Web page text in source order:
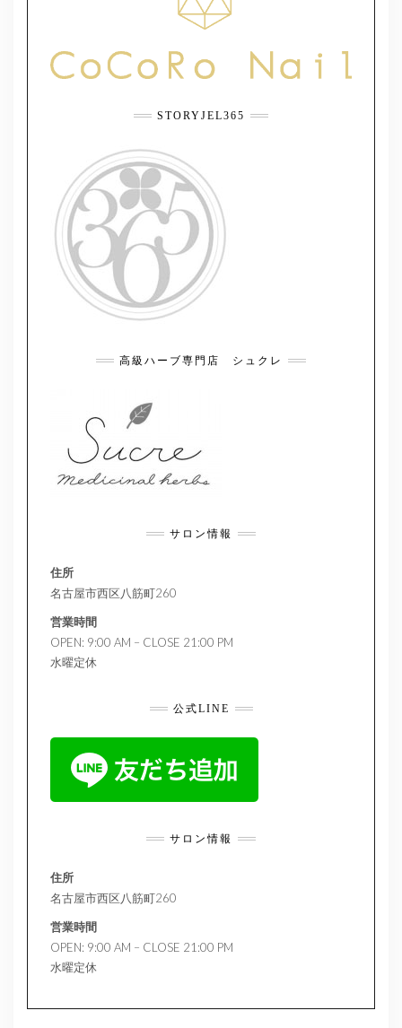
STORYJEL365
高級ハーブ専門店 シュクレ
サロン情報
住所
名古屋市西区八筋町260
営業時間
OPEN: 9:00 AM – CLOSE 21:00 PM
水曜定休
公式LINE
サロン情報
住所
名古屋市西区八筋町260
営業時間
OPEN: 9:00 AM – CLOSE 21:00 PM
水曜定休